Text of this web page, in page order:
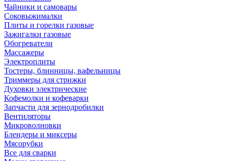
Чайники и самовары
Соковыжималки
Плиты и горелки газовые
Зажигалки газовые
Обогреватели
Массажеры
Электроплиты
Тостеры, блинницы, вафельницы
Триммеры для стрижки
Духовки электрические
Кофемолки и кофеварки
Запчасти для зернодробилки
Вентиляторы
Микроволновки
Блендеры и миксеры
Мясорубки
Все для сварки